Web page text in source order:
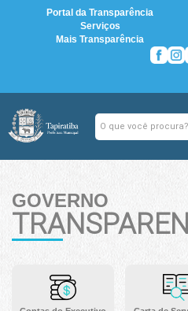
Portal da Transparência
Serviços
Mais Transparência
GOVERNO